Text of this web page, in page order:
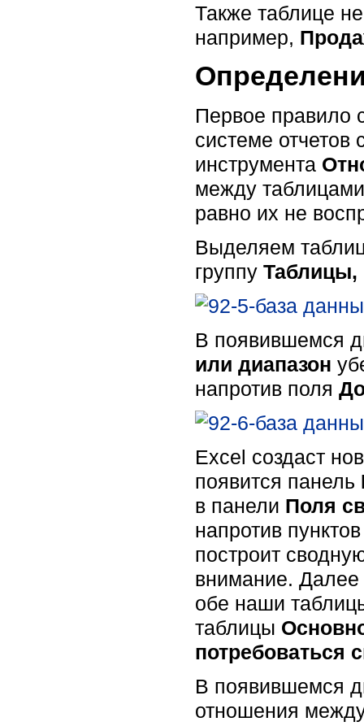
Также таблице
например,
Первое правило
системе отчетов
инструмента
между
равно их не
Выделяем
группу Таблицы,
В появившемся
или диапазон
напротив поля
Excel создаст
появится панель
в панели Поля
напротив
построит
внимание. Далее
обе наши
таблицы
потребоваться
В появившемся
отношения